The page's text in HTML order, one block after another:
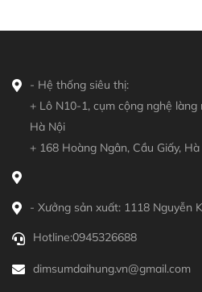
- Hệ thống siêu thị:
+ Lô N10-1, cụm cộng nghệ làng
Hà Nội
+ 168 Hoàng Ngân, Cầu Giấy,
- Xưởng sản xuất: 1118 Nguyễn
Hotline:0945326688
dimsumdaihung.vn@gmail.com